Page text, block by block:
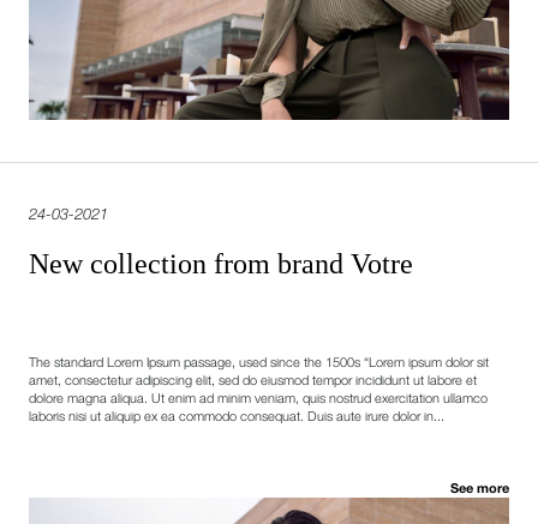
24-03-2021
New collection from brand Votre
The standard Lorem Ipsum passage, used since the 1500s “Lorem ipsum dolor sit
amet, consectetur adipiscing elit, sed do eiusmod tempor incididunt ut labore et
dolore magna aliqua. Ut enim ad minim veniam, quis nostrud exercitation ullamco
laboris nisi ut aliquip ex ea commodo consequat. Duis aute irure dolor in...
See more